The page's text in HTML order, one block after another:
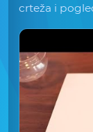
crteža i